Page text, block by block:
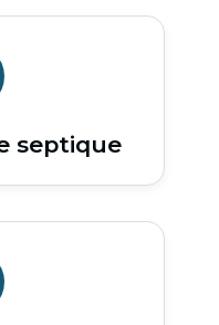
septique